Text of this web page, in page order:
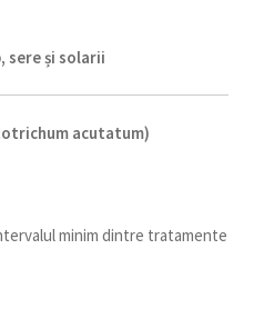
sere și solarii
acutatum)
minim dintre tratamente